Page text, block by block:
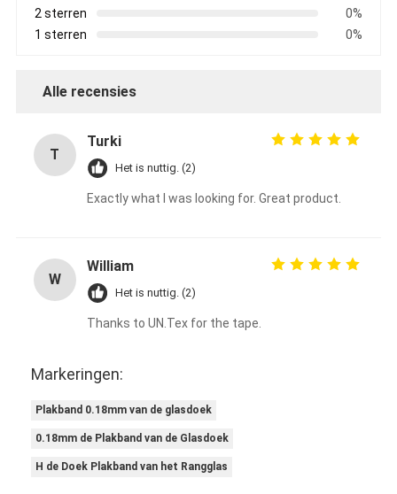
Aluminiumfolie Plakband
Folie Onder ogen gezien Kraftpapier-Document
De Doek van de aluminiumfolieglasvezel
De Band van het foliegrof linnen
HUISDIEREN Plakband
Het Afgietsel van de precisieinvestering
Elektrische isolatieplaat
2 sterren
0%
1 sterren
0%
Alle recensies
T
Turki
Het is nuttig. (2)
Exactly what I was looking for. Great product.
W
William
Het is nuttig. (2)
Thanks to UN.Tex for the tape.
Markeringen:
Plakband 0.18mm van de glasdoek
0.18mm de Plakband van de Glasdoek
H de Doek Plakband van het Rangglas